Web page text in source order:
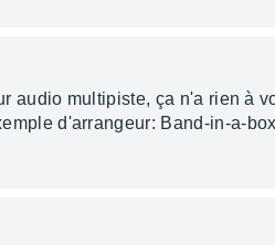
audio multipiste, ça n'a rien à
d'arrangeur: Band-in-a-